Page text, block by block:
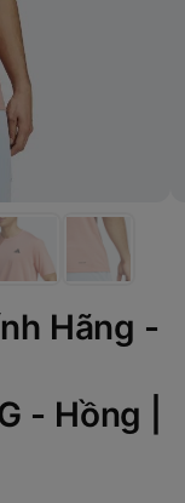
Hãng -
- Hồng |